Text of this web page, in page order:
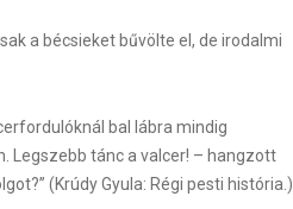
a bécsieket bűvölte el, de irodalmi
bal lábra mindig
Legszebb tánc a valcer! – hangzott
(Krúdy Gyula: Régi pesti história.)